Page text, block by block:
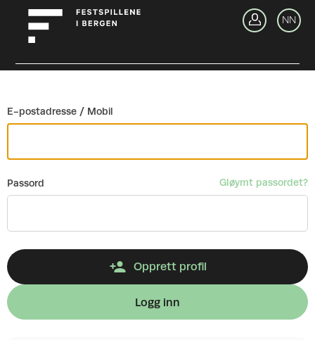
NN
E-postadresse / Mobil
Passord Gløymt passordet?
Opprett profil
Logg inn